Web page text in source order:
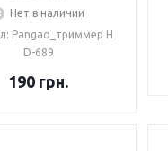
Нет в наличии
Pangao_триммер H
D-689
190 грн.